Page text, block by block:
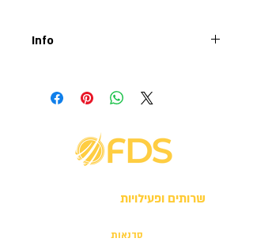
Info
שרותים ופעילויות
סדנאות